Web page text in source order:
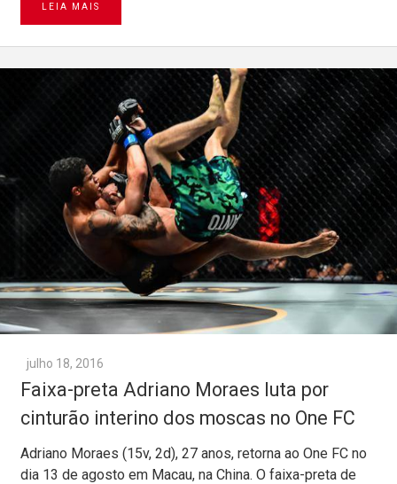
LEIA MAIS
julho 18, 2016
Faixa-preta Adriano Moraes luta por
cinturão interino dos moscas no One FC
Adriano Moraes (15v, 2d), 27 anos, retorna ao One FC no
dia 13 de agosto em Macau, na China. O faixa-preta de